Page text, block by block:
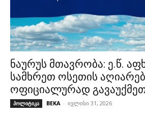
ნაურუს მთავრობა: ე.წ.
სამხრეთ ოსეთის
ოფიციალურად
პოლიტიკა BEKA - ივლისი 31, 2026